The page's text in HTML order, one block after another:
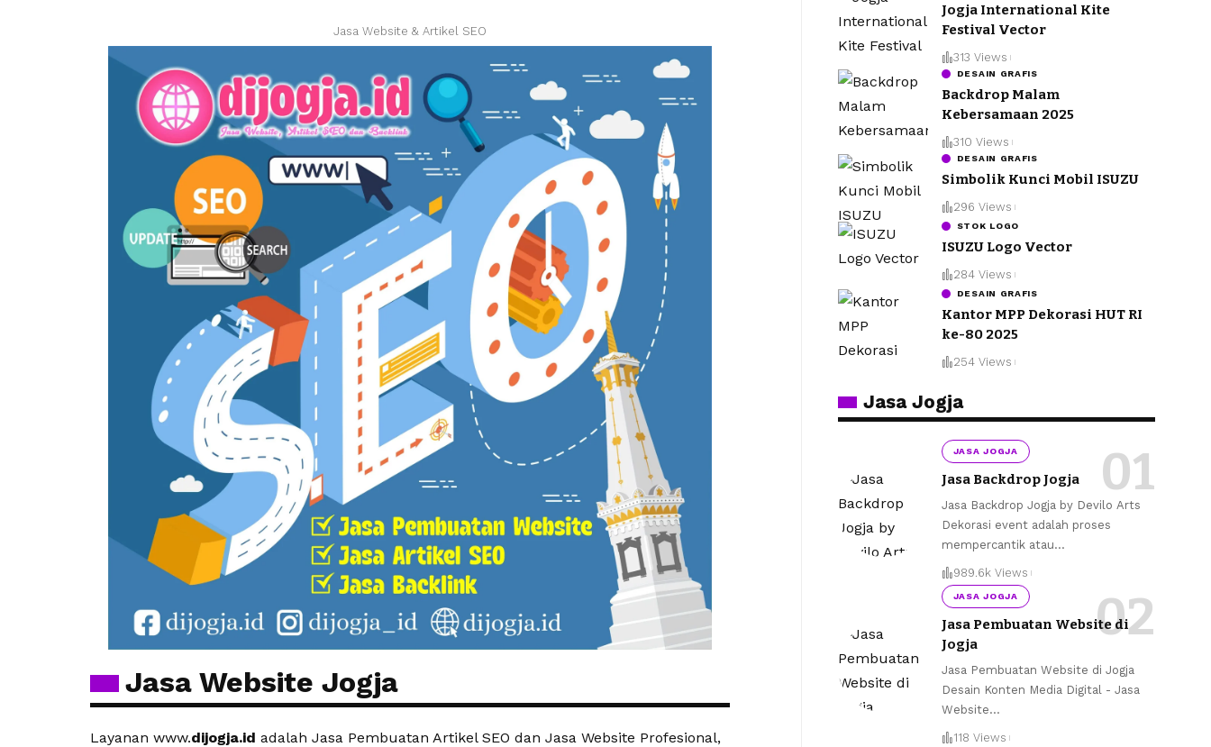
Jasa Website & Artikel SEO
Jasa Website Jogja
Layanan www.dijogja.id adalah Jasa Pembuatan Artikel SEO dan Jasa Website Profesional,
Jogja International Kite
Festival Vector
313 Views
DESAIN GRAFIS
Backdrop Malam
Kebersamaan 2025
310 Views
DESAIN GRAFIS
Simbolik Kunci Mobil ISUZU
296 Views
STOK LOGO
ISUZU Logo Vector
284 Views
DESAIN GRAFIS
Kantor MPP Dekorasi HUT RI
ke-80 2025
254 Views
Jasa Jogja
JASA JOGJA
Jasa Backdrop Jogja
Jasa Backdrop Jogja by Devilo Arts
Dekorasi event adalah proses
mempercantik atau…
989.6k Views
JASA JOGJA
Jasa Pembuatan Website di
Jogja
Jasa Pembuatan Website di Jogja
Desain Konten Media Digital - Jasa
Website…
118 Views